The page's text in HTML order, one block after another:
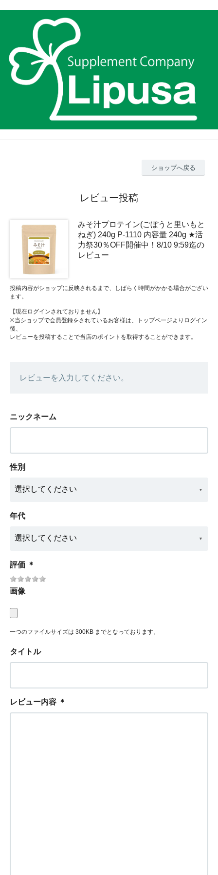
ショップへ戻る
レビュー投稿
みそ汁プロテイン(ごぼうと里いもと
ねぎ) 240g P-1110 内容量 240g ★活
力祭30％OFF開催中！8/10 9:59迄の
レビュー
投稿内容がショップに反映されるまで、しばらく時間がかかる場合がござい
ます。
【現在ログインされておりません】
※当ショップで会員登録をされているお客様は、トップページよりログイン
後、
レビューを投稿することで当店のポイントを取得することができます。
レビューを入力してください。
ニックネーム
性別
年代
評価 ＊
画像
一つのファイルサイズは 300KB までとなっております。
タイトル
レビュー内容 ＊